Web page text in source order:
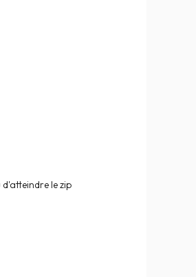
le zip